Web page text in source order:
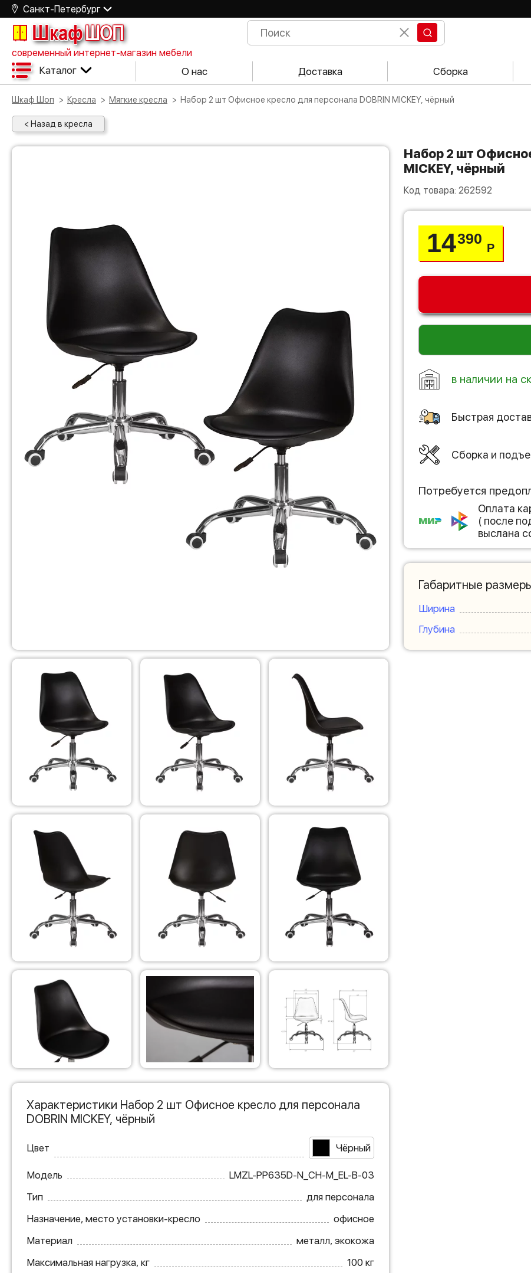
Санкт-Петербург
ШкафШОП
современный интернет-магазин мебели
Каталог О нас Доставка Сборка
Шкаф Шоп Кресла Мягкие кресла Набор 2 шт Офисное кресло для персонала DOBRIN MICKEY, чёрный
< Назад в кресла
Набор 2 шт Офисное кресло для персонала DOBRIN
MICKEY, чёрный
Код товара: 262592
14390
Р
в наличии на
Быстрая
Сборка и
Потребуется
Оплата
( после
выслана
Габаритные
Ширина
Глубина
Характеристики Набор 2 шт Офисное кресло для персонала
DOBRIN MICKEY, чёрный
Цвет Чёрный
Модель
LMZL-PP635D-N_CH-M_EL-B-03
Тип
для персонала
Назначение, место установки-кресло
офисное
Материал
металл, экокожа
Максимальная нагрузка, кг
100 кг